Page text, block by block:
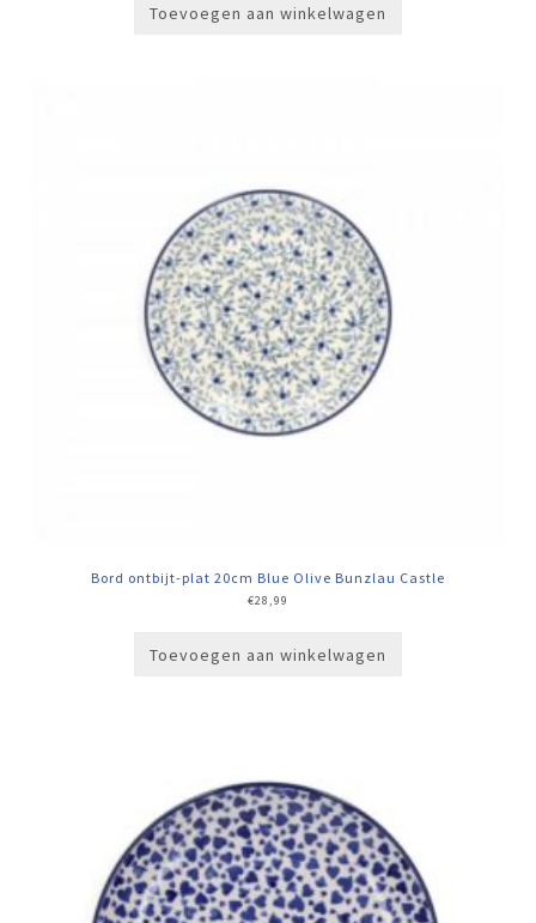
Toevoegen aan winkelwagen
Bord ontbijt-plat 20cm Blue Olive Bunzlau Castle
€28,99
Toevoegen aan winkelwagen